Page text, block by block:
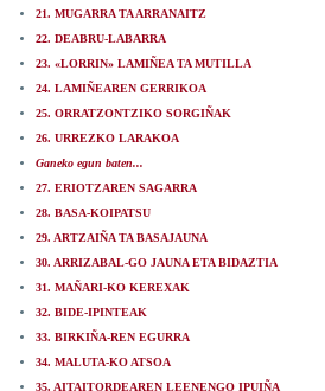
21. MUGARRA TA ARRANAITZ
22. DEABRU-LABARRA
23. «LORRIN» LAMIÑEA TA MUTILLA
24. LAMIÑEAREN GERRIKOA
25. ORRATZONTZIKO SORGIÑAK
26. URREZKO LARAKOA
Ganeko egun baten...
27. ERIOTZAREN SAGARRA
28. BASA-KOIPATSU
29. ARTZAIÑA TA BASAJAUNA
30. ARRIZABAL-GO JAUNA ETA BIDAZTIA
31. MAÑARI-KO KEREXAK
32. BIDE-IPINTEAK
33. BIRKIÑA-REN EGURRA
34. MALUTA-KO ATSOA
35. AITAITORDEAREN LEENENGO IPUIÑA